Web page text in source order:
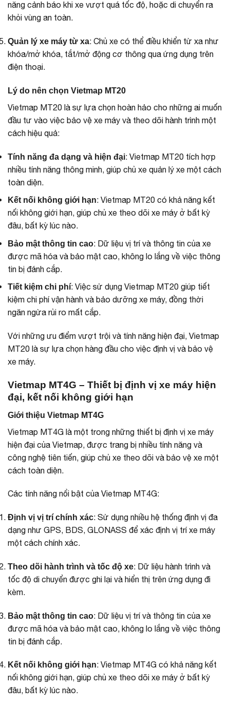
năng cảnh báo khi xe vượt quá tốc độ, hoặc di chuyển ra
khỏi vùng an toàn.
Quản lý xe máy từ xa: Chủ xe có thể điều khiển từ xa như
khóa/mở khóa, tắt/mở động cơ thông qua ứng dụng trên
điện thoại.
Lý do nên chọn Vietmap MT20
Vietmap MT20 là sự lựa chọn hoàn hảo cho những ai muốn
đầu tư vào việc bảo vệ xe máy và theo dõi hành trình một
cách hiệu quả:
Tính năng đa dạng và hiện đại: Vietmap MT20 tích hợp
nhiều tính năng thông minh, giúp chủ xe quản lý xe một cách
toàn diện.
Kết nối không giới hạn: Vietmap MT20 có khả năng kết
nối không giới hạn, giúp chủ xe theo dõi xe máy ở bất kỳ
đâu, bất kỳ lúc nào.
Bảo mật thông tin cao: Dữ liệu vị trí và thông tin của xe
được mã hóa và bảo mật cao, không lo lắng về việc thông
tin bị đánh cắp.
Tiết kiệm chi phí: Việc sử dụng Vietmap MT20 giúp tiết
kiệm chi phí vận hành và bảo dưỡng xe máy, đồng thời
ngăn ngừa rủi ro mất cắp.
Với những ưu điểm vượt trội và tính năng hiện đại, Vietmap
MT20 là sự lựa chọn hàng đầu cho việc định vị và bảo vệ
xe máy.
Vietmap MT4G – Thiết bị định vị xe máy hiện
đại, kết nối không giới hạn
Giới thiệu Vietmap MT4G
Vietmap MT4G là một trong những thiết bị định vị xe máy
hiện đại của Vietmap, được trang bị nhiều tính năng và
công nghệ tiên tiến, giúp chủ xe theo dõi và bảo vệ xe một
cách toàn diện.
Các tính năng nổi bật của Vietmap MT4G:
Định vị vị trí chính xác: Sử dụng nhiều hệ thống định vị đa
dạng như GPS, BDS, GLONASS để xác định vị trí xe máy
một cách chính xác.
Theo dõi hành trình và tốc độ xe: Dữ liệu hành trình và
tốc độ di chuyển được ghi lại và hiển thị trên ứng dụng đi
kèm.
Bảo mật thông tin cao: Dữ liệu vị trí và thông tin của xe
được mã hóa và bảo mật cao, không lo lắng về việc thông
tin bị đánh cắp.
Kết nối không giới hạn: Vietmap MT4G có khả năng kết
nối không giới hạn, giúp chủ xe theo dõi xe máy ở bất kỳ
đâu, bất kỳ lúc nào.